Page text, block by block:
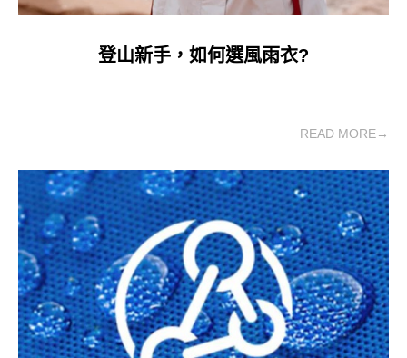
登山新手，如何選風雨衣?
READ MORE→